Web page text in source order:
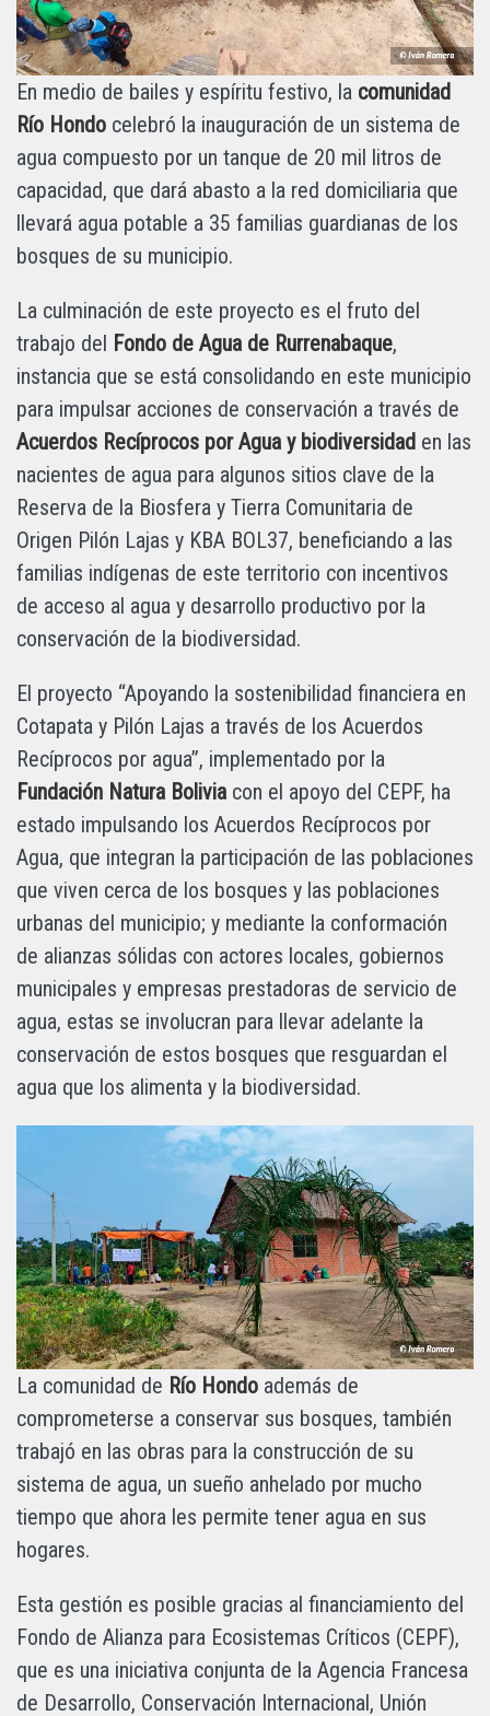
En medio de bailes y espíritu festivo, la comunidad
Río Hondo celebró la inauguración de un sistema de
agua compuesto por un tanque de 20 mil litros de
capacidad, que dará abasto a la red domiciliaria que
llevará agua potable a 35 familias guardianas de los
bosques de su municipio.
La culminación de este proyecto es el fruto del
trabajo del Fondo de Agua de Rurrenabaque,
instancia que se está consolidando en este municipio
para impulsar acciones de conservación a través de
Acuerdos Recíprocos por Agua y biodiversidad en las
nacientes de agua para algunos sitios clave de la
Reserva de la Biosfera y Tierra Comunitaria de
Origen Pilón Lajas y KBA BOL37, beneficiando a las
familias indígenas de este territorio con incentivos
de acceso al agua y desarrollo productivo por la
conservación de la biodiversidad.
El proyecto “Apoyando la sostenibilidad financiera en
Cotapata y Pilón Lajas a través de los Acuerdos
Recíprocos por agua”, implementado por la
Fundación Natura Bolivia con el apoyo del CEPF, ha
estado impulsando los Acuerdos Recíprocos por
Agua, que integran la participación de las poblaciones
que viven cerca de los bosques y las poblaciones
urbanas del municipio; y mediante la conformación
de alianzas sólidas con actores locales, gobiernos
municipales y empresas prestadoras de servicio de
agua, estas se involucran para llevar adelante la
conservación de estos bosques que resguardan el
agua que los alimenta y la biodiversidad.
La comunidad de Río Hondo además de
comprometerse a conservar sus bosques, también
trabajó en las obras para la construcción de su
sistema de agua, un sueño anhelado por mucho
tiempo que ahora les permite tener agua en sus
hogares.
Esta gestión es posible gracias al financiamiento del
Fondo de Alianza para Ecosistemas Críticos (CEPF),
que es una iniciativa conjunta de la Agencia Francesa
de Desarrollo, Conservación Internacional, Unión